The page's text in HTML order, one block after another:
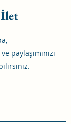
paylaşımınızı